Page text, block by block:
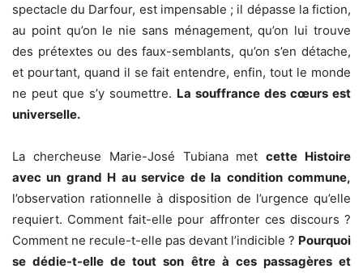
spectacle du Darfour, est impensable ; il dépasse la fiction,
au point qu’on le nie sans ménagement, qu’on lui trouve
des prétextes ou des faux-semblants, qu’on s’en détache,
et pourtant, quand il se fait entendre, enfin, tout le monde
ne peut que s’y soumettre. La souffrance des cœurs est
universelle.
La chercheuse Marie-José Tubiana metcette Histoire
avec un grand H au service de la condition commune,
l’observation rationnelle à disposition de l’urgence qu’elle
requiert. Comment fait-elle pour affronter ces discours ?
Comment ne recule-t-elle pas devant l’indicible ? Pourquoi
se dédie-t-elle de tout son être à ces passagères et